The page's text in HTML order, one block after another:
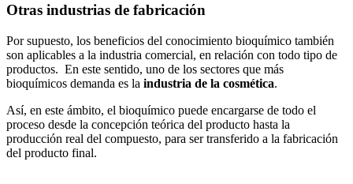
Otras industrias de fabricación
Por supuesto, los beneficios del conocimiento bioquímico también
son aplicables a la industria comercial, en relación con todo tipo de
productos. En este sentido, uno de los sectores que más
bioquímicos demanda es la industria de la cosmética.
Así, en este ámbito, el bioquímico puede encargarse de todo el
proceso desde la concepción teórica del producto hasta la
producción real del compuesto, para ser transferido a la fabricación
del producto final.